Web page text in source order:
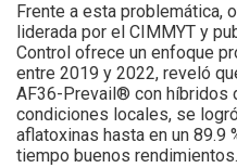
Frente a esta problemática,
liderada por el CIMMYT y
Control ofrece un enfoque
entre 2019 y 2022, reveló
AF36-Prevail® con híbridos
condiciones locales, se
aflatoxinas hasta en un 89.9
tiempo buenos rendimientos.